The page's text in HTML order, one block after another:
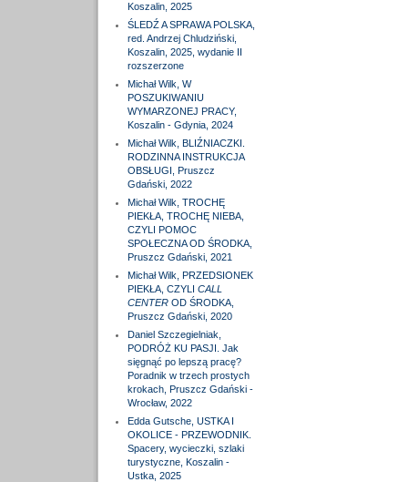
Koszalin, 2025
ŚLEDŹ A SPRAWA POLSKA,
red. Andrzej Chludziński,
Koszalin, 2025, wydanie II
rozszerzone
Michał Wilk, W
POSZUKIWANIU
WYMARZONEJ PRACY,
Koszalin - Gdynia, 2024
Michał Wilk, BLIŹNIACZKI.
RODZINNA INSTRUKCJA
OBSŁUGI, Pruszcz
Gdański, 2022
Michał Wilk, TROCHĘ
PIEKŁA, TROCHĘ NIEBA,
CZYLI POMOC
SPOŁECZNA OD ŚRODKA,
Pruszcz Gdański, 2021
Michał Wilk, PRZEDSIONEK
PIEKŁA, CZYLI CALL
CENTEROD ŚRODKA,
Pruszcz Gdański, 2020
Daniel Szczegielniak,
PODRÓŻ KU PASJI. Jak
sięgnąć po lepszą pracę?
Poradnik w trzech prostych
krokach, Pruszcz Gdański -
Wrocław, 2022
Edda Gutsche, USTKA I
OKOLICE - PRZEWODNIK.
Spacery, wycieczki, szlaki
turystyczne, Koszalin -
Ustka, 2025